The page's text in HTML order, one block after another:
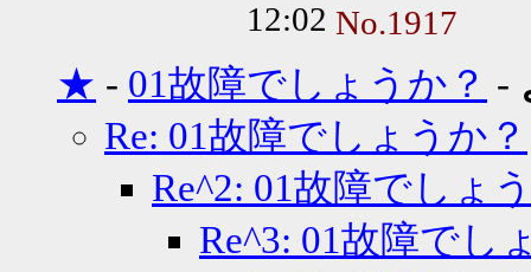
12:02 No.1917
★ - 01故障でしょうか？ -
Re: 01故障でしょうか？
Re^2: 01故障でしょ
Re^3: 01故障でし